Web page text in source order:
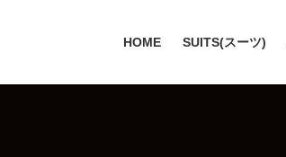
HOME SUITS(スーツ)